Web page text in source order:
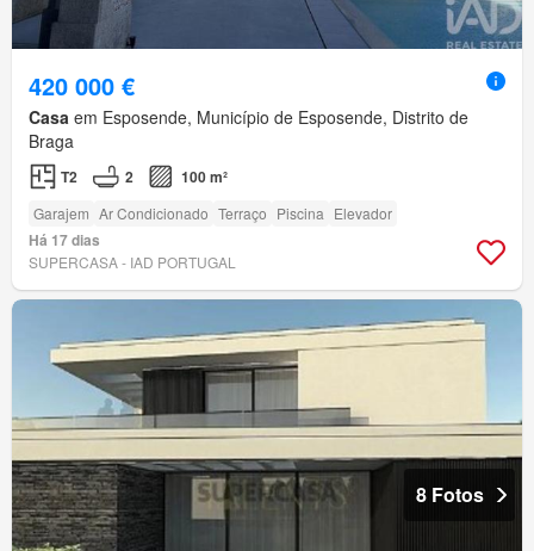
420 000 €
Casa em Esposende, Município de Esposende, Distrito de
Braga
T2 2 100 m²
Garajem Ar Condicionado Terraço Piscina Elevador
Há 17 dias
SUPERCASA - IAD PORTUGAL
8 Fotos